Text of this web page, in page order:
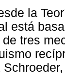
la
está
tres